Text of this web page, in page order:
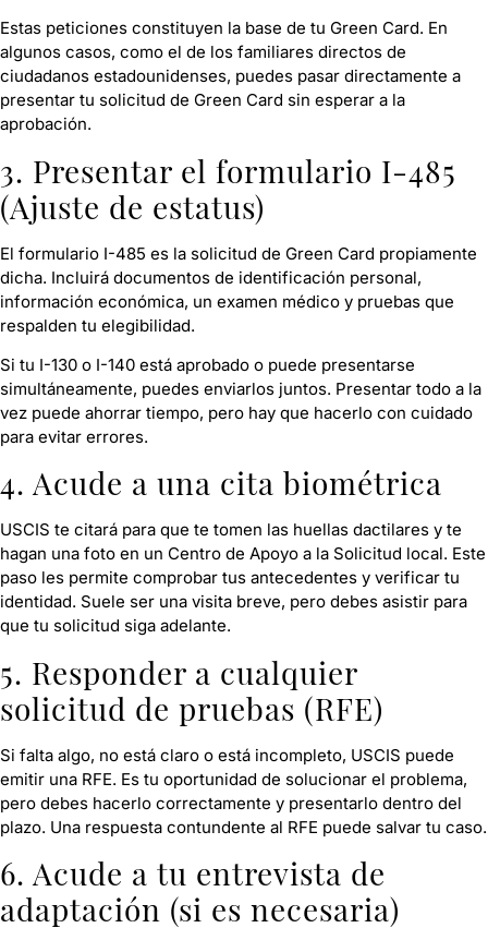
Estas peticiones constituyen la base de tu Green Card. En
algunos casos, como el de los familiares directos de
ciudadanos estadounidenses, puedes pasar directamente a
presentar tu solicitud de Green Card sin esperar a la
aprobación.
3. Presentar el formulario I-485
(Ajuste de estatus)
El formulario I-485 es la solicitud de Green Card propiamente
dicha. Incluirá documentos de identificación personal,
información económica, un examen médico y pruebas que
respalden tu elegibilidad.
Si tu I-130 o I-140 está aprobado o puede presentarse
simultáneamente, puedes enviarlos juntos. Presentar todo a la
vez puede ahorrar tiempo, pero hay que hacerlo con cuidado
para evitar errores.
4. Acude a una cita biométrica
USCIS te citará para que te tomen las huellas dactilares y te
hagan una foto en un Centro de Apoyo a la Solicitud local. Este
paso les permite comprobar tus antecedentes y verificar tu
identidad. Suele ser una visita breve, pero debes asistir para
que tu solicitud siga adelante.
5. Responder a cualquier
solicitud de pruebas (RFE)
Si falta algo, no está claro o está incompleto, USCIS puede
emitir una RFE. Es tu oportunidad de solucionar el problema,
pero debes hacerlo correctamente y presentarlo dentro del
plazo. Una respuesta contundente al RFE puede salvar tu caso.
6. Acude a tu entrevista de
adaptación (si es necesaria)